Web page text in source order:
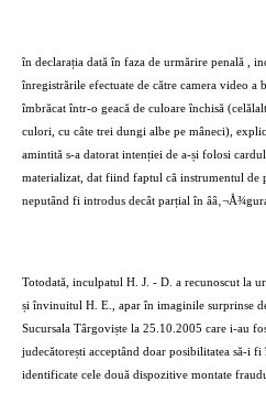
în declarația dată în faza de urmărire penală ,
înregistrările efectuate de către camera video a
îmbrăcat într-o geacă de culoare închisă
culori, cu câte trei dungi albe pe mâneci),
amintită s-a datorat intenției de a-și folosi
materializat, dat fiind faptul că instrumentul de
neputând fi introdus decât parțial în
Totodată, inculpatul H. J. - D. a recunoscut la
și învinuitul H. E., apar în imaginile surprinse
Sucursala Târgoviște la 25.10.2005 care i-au
judecătorești acceptând doar posibilitatea să-i
identificate cele două dispozitive montate